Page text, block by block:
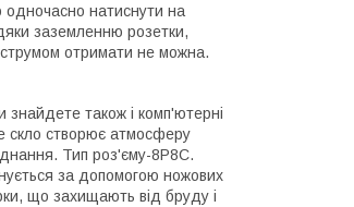
одночасно натиснути на
заземленню розетки,
струмом отримати не можна.
також і комп'ютерні
скло створює атмосферу
Тип роз'єму-8P8C.
за допомогою ножових
що захищають від бруду і